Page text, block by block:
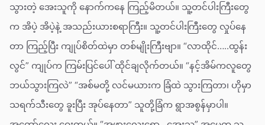
သွားတဲ့ အေးသူကို နောက်ကနေ ကြည့်မိတယ်။ သူ့တင်ပါးကြီးတွေ
က အိပဲ့ အိပဲ့နဲ့ အသည်းယားစရာကြီး။ သူ့တင်ပါးကြီးတွေ လှုပ်နေ
တာ ကြည့်ပြီး ကျုပ်စိတ်ထဲမှာ တစ်မျိုးကြီးဗျာ။ “လာထိုင်…..ထွန်း
လွင်” ကျုပ်က ကြမ်းပြင်ပေါ် ထိုင်ချလိုက်တယ်။ “နင့်အိမ်ကလူတွေ
ဘယ်သွားကြလဲ” “အစ်မတို့ လင်မယားက ခြံထဲ သွားကြတာ၊ ဟိုမှာ
သရက်သီးတွေ ခူးပြီး အုပ်နေတာ” သူတို့ခြံက ရွာအစွန်မှာပါ။